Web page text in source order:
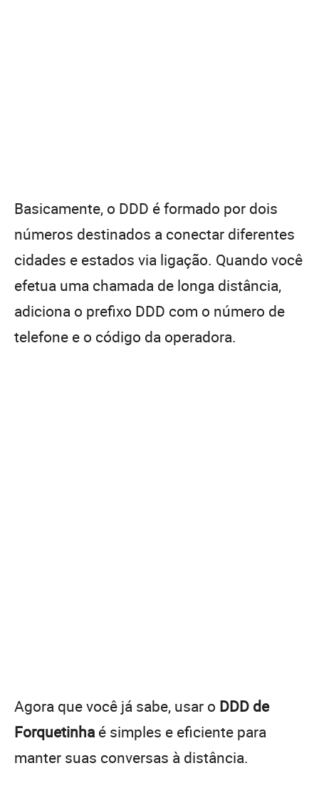
Basicamente, o DDD é formado por dois
números destinados a conectar diferentes
cidades e estados via ligação. Quando você
efetua uma chamada de longa distância,
adiciona o prefixo DDD com o número de
telefone e o código da operadora.
Agora que você já sabe, usar o DDD de
Forquetinha é simples e eficiente para
manter suas conversas à distância.